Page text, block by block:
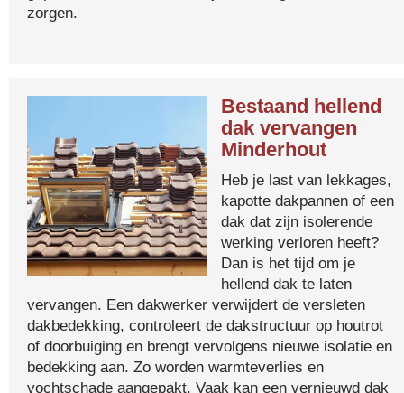
zorgen.
Bestaand hellend
dak vervangen
Minderhout
Heb je last van lekkages,
kapotte dakpannen of een
dak dat zijn isolerende
werking verloren heeft?
Dan is het tijd om je
hellend dak te laten
vervangen. Een dakwerker verwijdert de versleten
dakbedekking, controleert de dakstructuur op houtrot
of doorbuiging en brengt vervolgens nieuwe isolatie en
bedekking aan. Zo worden warmteverlies en
vochtschade aangepakt. Vaak kan een vernieuwd dak